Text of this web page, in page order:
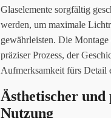
Glaselemente sorgfältig
werden, um maximale
gewährleisten. Die Montage
präziser Prozess, der
Aufmerksamkeit fürs Detail
Ästhetischer
Nutzung